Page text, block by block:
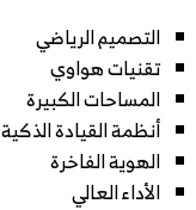
التصميم الرياضي
تقنيات هواوي
المساحات الكبيرة
أنظمة القيادة الذكية
الهوية الفاخرة
الأداء العالي